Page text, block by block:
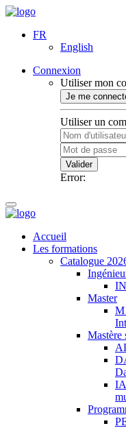
FR
English
Connexion
Utiliser mon
Je me
Utiliser un
Valider
Error:
Accueil
Les formations
Catalogue
Master
Mastère